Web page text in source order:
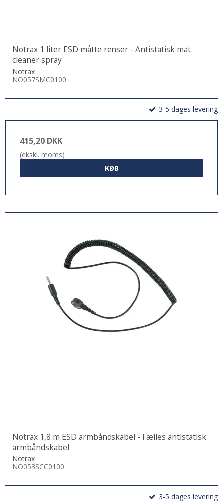
Notrax 1 liter ESD måtte renser - Antistatisk mat
cleaner spray
Notrax
NO057SMC0100
3-5 dages levering
415,20 DKK
(ekskl. moms)
KØB
Notrax 1,8 m ESD armbåndskabel - Fælles antistatisk
armbåndskabel
Notrax
NO053SCC0100
3-5 dages levering